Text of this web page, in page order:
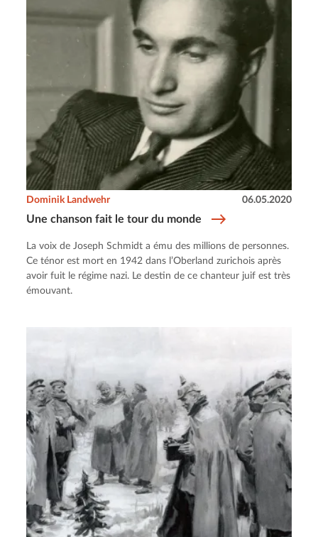
Une chanson fait le tour du monde
Dominik Landwehr 06.05.2020
La voix de Joseph Schmidt a ému des millions de personnes.
Ce ténor est mort en 1942 dans l’Oberland zurichois après
avoir fuit le régime nazi. Le destin de ce chanteur juif est très
émouvant.